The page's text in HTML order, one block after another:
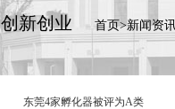
创新创业 首页>新闻资
东莞4家孵化器被评为A类